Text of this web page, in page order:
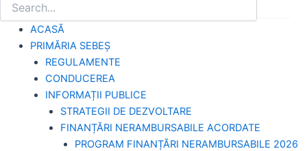
ACASĂ
PRIMĂRIA SEBEȘ
REGULAMENTE
CONDUCEREA
INFORMAȚII PUBLICE
STRATEGII DE DEZVOLTARE
FINANȚĂRI NERAMBURSABILE ACORDATE
PROGRAM FINANȚĂRI NERAMBURSABILE 2026